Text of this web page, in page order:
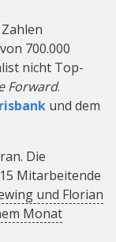
700.000
nicht Top-
Forward.
und dem
Die
Mitarbeitende
und Florian
Monat